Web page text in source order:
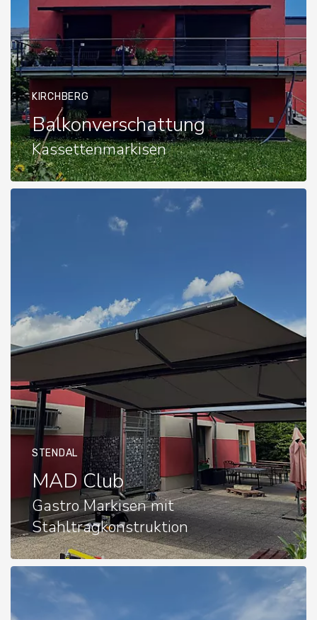
KIRCHBERG
Balkonverschattung
Kassettenmarkisen
STENDAL
MAD Club
Gastro Markisen mit
Stahltragkonstruktion